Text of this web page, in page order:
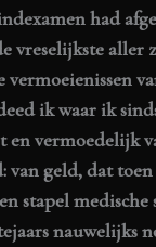
had
vreselijkste aller
vermoeienissen
ik waar ik
en vermoedelijk
van geld, dat
stapel
nauwelijks